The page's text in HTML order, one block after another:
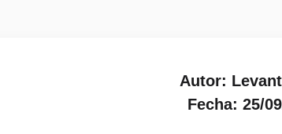
Autor:
Fecha: 25/